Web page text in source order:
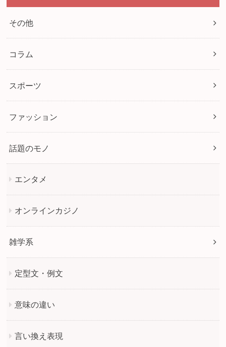
その他
コラム
スポーツ
ファッション
話題のモノ
エンタメ
オンラインカジノ
雑学系
定型文・例文
意味の違い
言い換え表現